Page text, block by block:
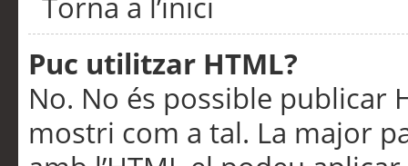
Puc utilitzar HTML?
No. No és possible publicar
mostri com a tal. La major